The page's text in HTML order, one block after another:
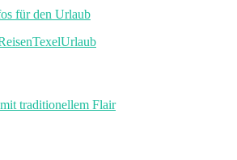
für den Urlaub
TexelUrlaub
traditionellem Flair